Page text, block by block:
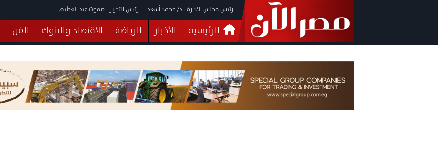
رئيس مجلس الادارة : د/ محمد أسعد رئيس التحرير : صفوت عبد العظيم
الرئيسيه الأخبار الرياضة الاقتصاد والبنوك الفن
فيديوهات
البرلمان صحة الثقافة خدمات منوعات